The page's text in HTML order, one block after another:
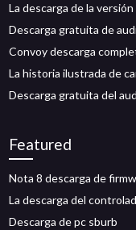
La descarga de la
Descarga gratuita de
Convoy descarga
La historia ilustrada de
Descarga gratuita del
Featured
Nota 8 descarga de
La descarga del
Descarga de pc sburb